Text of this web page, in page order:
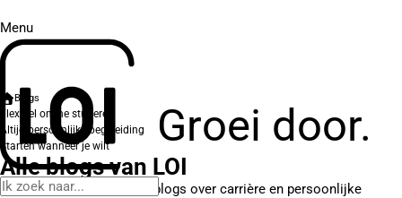
Menu
Groei door.
Blogs
Flexibel online studeren
Altijd persoonlijke begeleiding
Starten wanneer je wilt
Alle blogs van LOI
Hier vind je verschillende blogs over carrière en persoonlijke